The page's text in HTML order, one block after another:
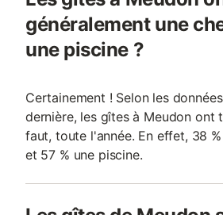
généralement une
une piscine ?
Certainement ! Selon les
dernière, les gîtes à Meudon ont
faut, toute l'année. En effet, 38
et 57 % une piscine.